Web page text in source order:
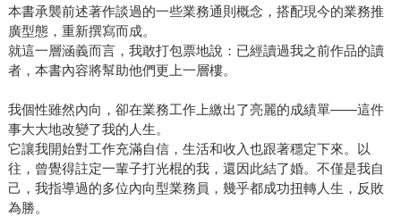
本書承襲前述著作談過的一些業務通則概念，搭配現今的業務推
廣型態，重新撰寫而成。
就這一層涵義而言，我敢打包票地說：已經讀過我之前作品的讀
者，本書內容將幫助他們更上一層樓。
我個性雖然內向，卻在業務工作上繳出了亮麗的成績單——這件
事大大地改變了我的人生。
它讓我開始對工作充滿自信，生活和收入也跟著穩定下來。以
往，曾覺得註定一輩子打光棍的我，還因此結了婚。不僅是我自
己，我指導過的多位內向型業務員，幾乎都成功扭轉人生，反敗
為勝。